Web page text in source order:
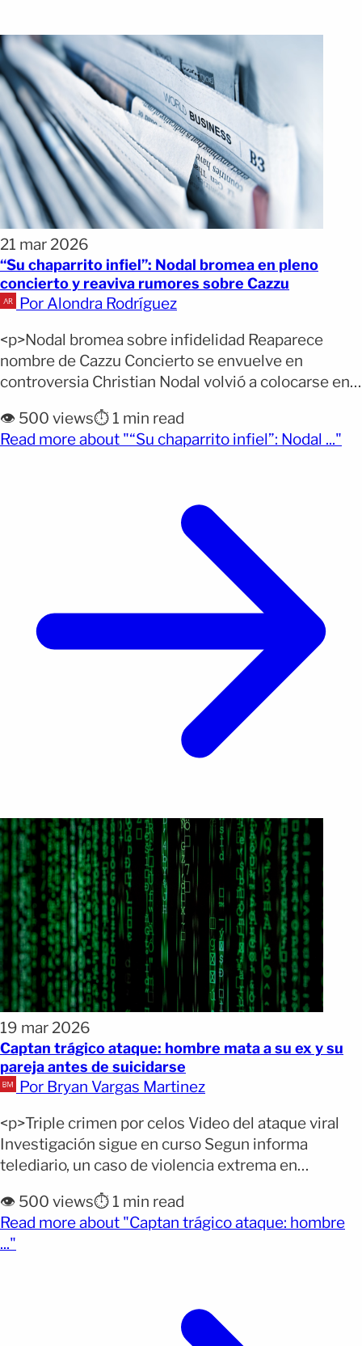
21 mar 2026
“Su chaparrito infiel”: Nodal bromea en pleno
concierto y reaviva rumores sobre Cazzu
Por Alondra Rodríguez
<p>Nodal bromea sobre infidelidad Reaparece
nombre de Cazzu Concierto se envuelve en
controversia Christian Nodal volvió a colocarse en
lanzó desde el escenario durante su concierto en
Tecámac, Estado de México. El cantante sonorense,
👁️ 500 views⏱️ 1 min read
Read more about "“Su chaparrito infiel”: Nodal ..."
19 mar 2026
Captan trágico ataque: hombre mata a su ex y su
pareja antes de suicidarse
Por Bryan Vargas Martinez
<p>Triple crimen por celos Video del ataque viral
Investigación sigue en curso Segun informa
telediario, un caso de violencia extrema en
la muerte de tres personas en un hecho
relacionado con celos y conflictos sentimentales.
El incidente ocurrió cuando un hombre armado
👁️ 500 views⏱️ 1 min read
Read more about "Captan trágico ataque: hombre
..."